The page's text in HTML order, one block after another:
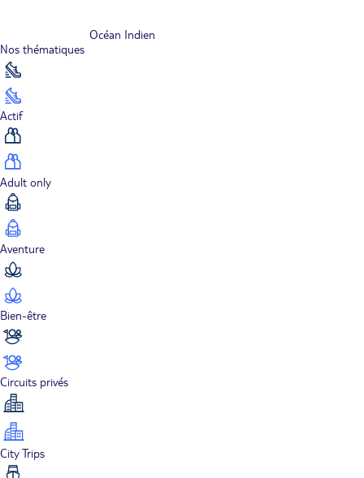
Océan Indien
Nos thématiques
Actif
Adult only
Aventure
Bien-être
Circuits privés
City Trips